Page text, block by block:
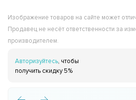
Изображение товаров на сайте может
Продавец не несёт ответственности за
производителем.
Авторизуйтесь, чтобы
получить скидку 5%